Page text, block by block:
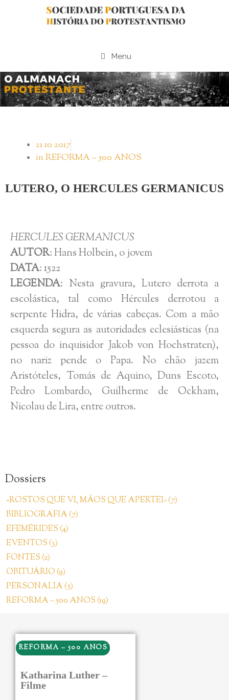
Menu
21 10 2017
inREFORMA – 500 ANOS
LUTERO, O HERCULES GERMANICUS
HERCULES GERMANICUS
AUTOR: Hans Holbein, o jovem
DATA: 1522
LEGENDA: Nesta gravura, Lutero derrota a
escolástica, tal como Hércules derrotou a
serpente Hidra, de várias cabeças. Com a mão
esquerda segura as autoridades eclesiásticas (na
pessoa do inquisidor Jakob von Hochstraten),
no nariz pende o Papa. No chão jazem
Aristóteles, Tomás de Aquino, Duns Escoto,
Pedro Lombardo, Guilherme de Ockham,
Nicolau de Lira, entre outros.
Dossiers
«ROSTOS QUE VI, MÃOS QUE APERTEI» (7)
BIBLIOGRAFIA (7)
EFEMÉRIDES (4)
EVENTOS (3)
FONTES (2)
OBITUÁRIO (9)
PERSONALIA (5)
REFORMA – 500 ANOS (19)
REFORMA – 500 ANOS
Katharina Luther –
Filme